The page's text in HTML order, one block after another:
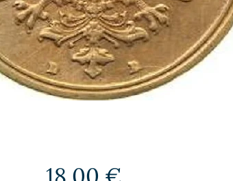
Preis